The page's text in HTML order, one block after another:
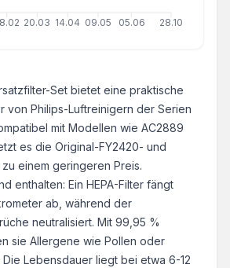
20.03 14.04 09.05 05.06 28.10
Set bietet eine praktische
von Philips-Luftreinigern der Serien
mit Modellen wie AC2889
es die Original-FY2420- und
einem geringeren Preis.
enthalten: Ein HEPA-Filter fängt
ab, während der
neutralisiert. Mit 99,95 %
sie Allergene wie Pollen oder
Lebensdauer liegt bei etwa 6-12